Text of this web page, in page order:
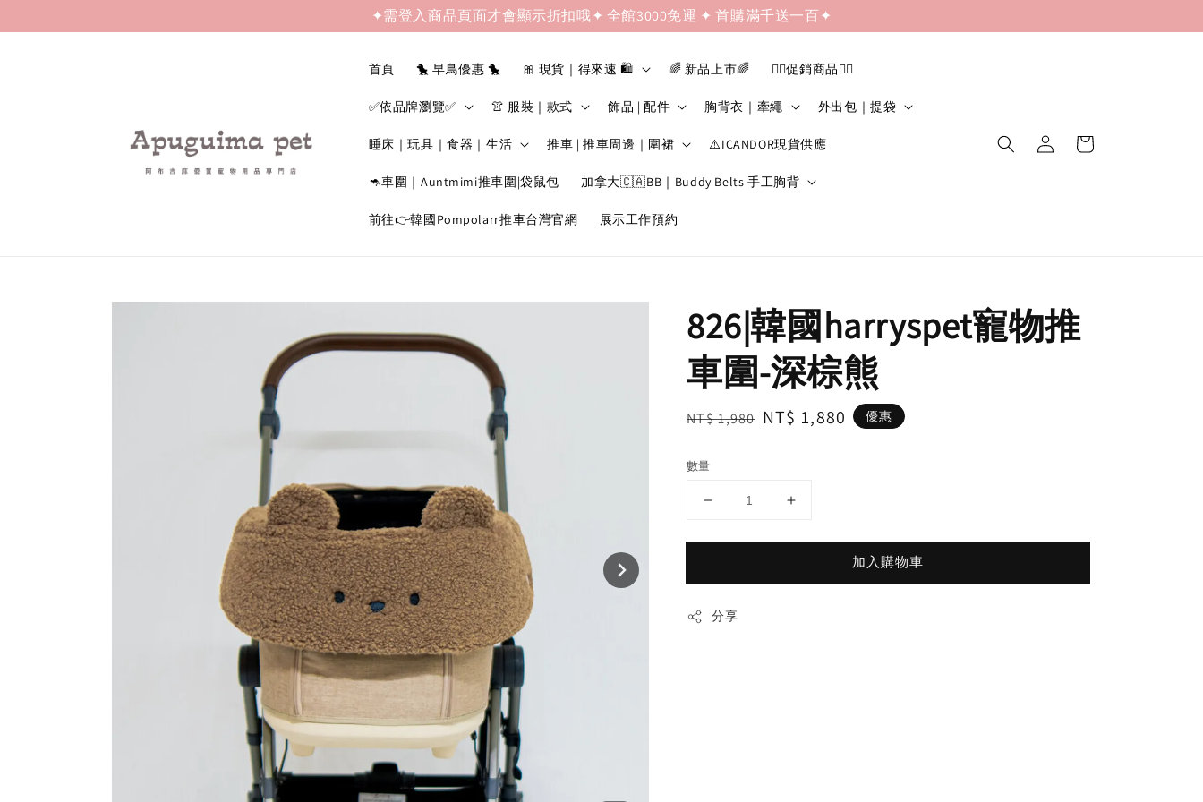
✦需登入商品頁面才會顯示折扣哦✦ 全館3000免運 ✦ 首購滿千送一百✦
首頁 🐤 早鳥優惠 🐤 🎀 現貨｜得來速 🛍️ 🌈 新品上市🌈 ❤️‍🔥促銷商品❤️‍🔥
✅依品牌瀏覽✅ 👚 服裝｜款式 飾品 | 配件 胸背衣｜牽繩 外出包｜提袋
睡床｜玩具｜食器｜生活 推車 | 推車周邊｜圍裙 ⚠️ICANDOR現貨供應
🦘車圍｜Auntmimi推車圍|袋鼠包 加拿大🇨🇦BB｜Buddy Belts 手工胸背
前往👉韓國Pompolarr推車台灣官網 展示工作預約
826|韓國harryspet寵物推
車圍-深棕熊
Regular
NT$ 1,980 Sale
NT$ 1,880 優惠
數量
加入購物車
分享